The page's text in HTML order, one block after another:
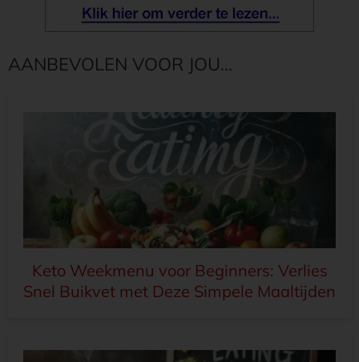
AANBEVOLEN VOOR JOU...
Keto Weekmenu voor Beginners: Verlies
Snel Buikvet met Deze Simpele Maaltijden